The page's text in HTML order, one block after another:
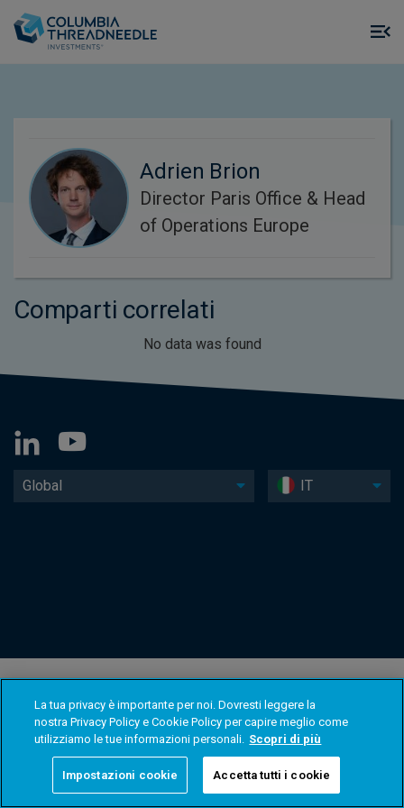
Adrien Brion
Director Paris Office & Head
of Operations Europe
Comparti correlati
No data was found
Global IT
La tua privacy è importante per noi. Dovresti leggere la
nostra Privacy Policy e Cookie Policy per capire meglio come
utilizziamo le tue informazioni personali. Scopri di più
Impostazioni cookie Accetta tutti i cookie